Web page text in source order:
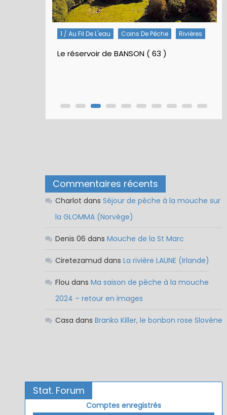
1 / Au Fil De L'eau Coins De Pêche Rivières
Le réservoir de BANSON ( 63 )
Commentaires récents
Charlot dans Séjour de pêche à la mouche sur
la GLOMMA (Norvège)
Denis 06 dans Mouche de la St Marc
Ciretezamud dans La rivière LAUNE (Irlande)
Flou dans Ma saison de pêche à la mouche
2024 – retour en images
Casa dans Branko Killer, le bonbon rose Slovène
Stat. Forum
Comptes enregistrés